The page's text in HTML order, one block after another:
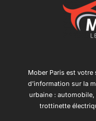
Mober Paris est votre
d’information sur la
urbaine :
trottinette